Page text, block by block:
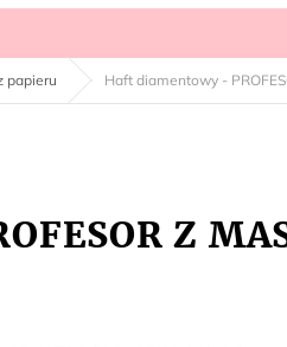
papieru Haft diamentowy -
Z